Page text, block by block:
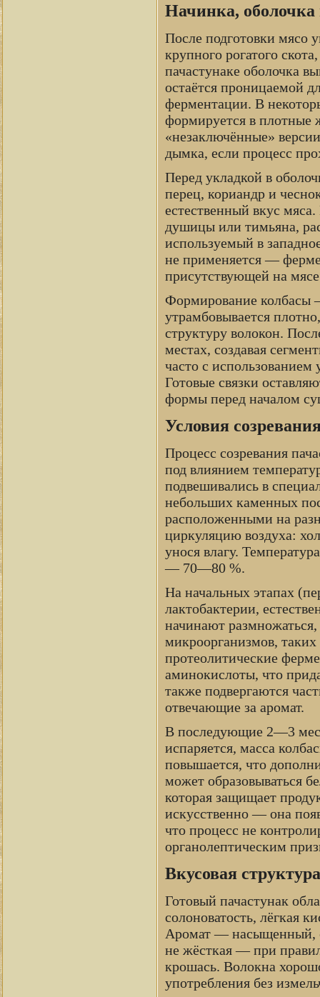
Начинка,
После подготовки мясо
крупного рогатого
пачастунаке оболочка
остаётся проницаемой
ферментации. В
формируется в плотные
«незаключённые»
дымка, если процесс
Перед укладкой в
перец, кориандр и
естественный вкус
душицы или тимьяна,
используемый в
не применяется —
присутствующей на
Формирование колбасы
утрамбовывается
структуру волокон.
местах, создавая
часто с использованием
Готовые связки
формы перед началом
Условия
Процесс созревания
под влиянием
подвешивались в
небольших каменных
расположенными на
циркуляцию воздуха:
унося влагу.
— 70—80 %.
На начальных этапах
лактобактерии,
начинают
микроорганизмов,
протеолитические
аминокислоты, что
также подвергаются
отвечающие за аромат.
В последующие 2—3
испаряется, масса
повышается, что
может образовываться
которая защищает
искусственно — она
что процесс не
органолептическим
Вкусовая
Готовый пачастунак
солоноватость, лёгкая
Аромат — насыщенный,
не жёсткая — при
крошась. Волокна
употребления без